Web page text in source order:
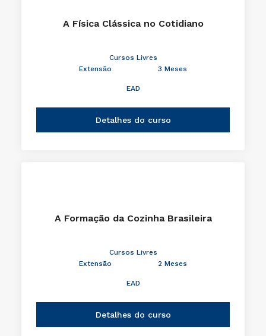
A Física Clássica no Cotidiano
Cursos Livres
Extensão
3 Meses
EAD
Detalhes do curso
A Formação da Cozinha Brasileira
Cursos Livres
Extensão
2 Meses
EAD
Detalhes do curso